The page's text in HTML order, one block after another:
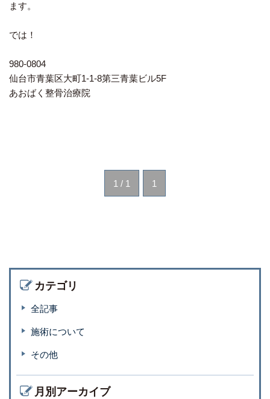
ます。
では！
980-0804
仙台市青葉区大町1-1-8第三青葉ビル5F
あおばく整骨治療院
1 / 1 1
カテゴリ
全記事
施術について
その他
月別アーカイブ